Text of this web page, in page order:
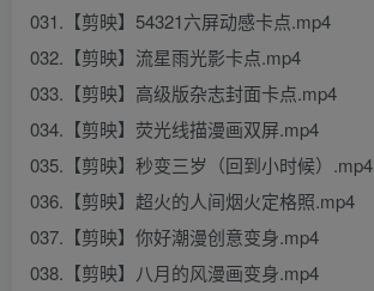
031.【剪映】54321六屏动感卡点.mp4
032.【剪映】流星雨光影卡点.mp4
033.【剪映】高级版杂志封面卡点.mp4
034.【剪映】荧光线描漫画双屏.mp4
035.【剪映】秒变三岁（回到小时候）.mp4
036.【剪映】超火的人间烟火定格照.mp4
037.【剪映】你好潮漫创意变身.mp4
038.【剪映】八月的风漫画变身.mp4